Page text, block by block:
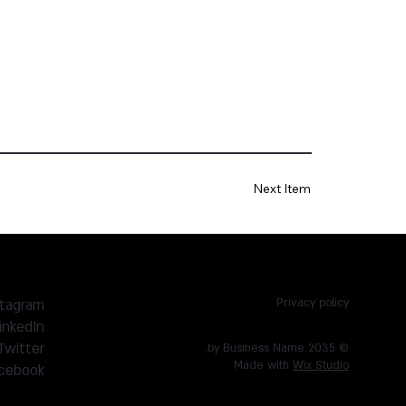
Next Item
Privacy policy
© 2035 by Business Name.
Made with Wix Studio